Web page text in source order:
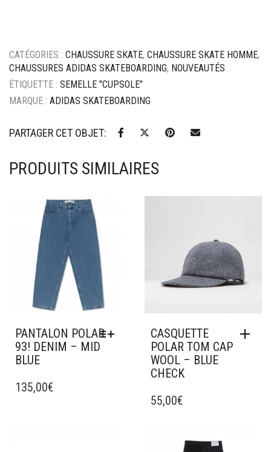
CATÉGORIES : CHAUSSURE SKATE, CHAUSSURE SKATE HOMME,
CHAUSSURES ADIDAS SKATEBOARDING, NOUVEAUTÉS
ÉTIQUETTE : SEMELLE "CUPSOLE"
MARQUE : ADIDAS SKATEBOARDING
PARTAGER CET OBJET:
PRODUITS SIMILAIRES
Ajouter à mes favoris
PANTALON POLAR
93! DENIM – MID
BLUE
PRODUIT
135,00€
CASQUETTE
POLAR TOM CAP
WOOL – BLUE
CHECK
55,00€
Ajouter à mes favoris